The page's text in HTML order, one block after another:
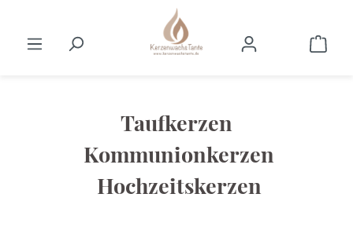
Taufkerzen
Kommunionkerzen
Hochzeitskerzen